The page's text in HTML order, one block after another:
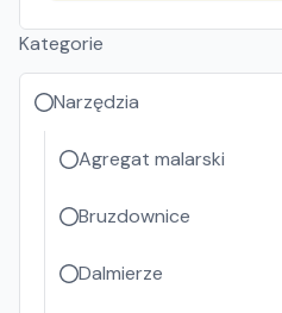
Kategorie
Narzędzia
Agregat malarski
Bruzdownice
Dalmierze